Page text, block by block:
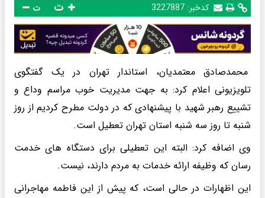
کدخبر: 3227887 ت
محمدصادق معتمدیان، استاندار تهران در یک گفتگوی
تلویزیونی اعلام کرد: به جهت مدیریت خوب مراسم وداع و
تشییع رهبر شهید با پیشنهادی که در دولت مطرح کردیم از روز
شنبه تا روز سه شنبه استان تهران تعطیل است.
وی اضافه کرد: البته این تعطیلی برای دستگاه های خدمت
رسان که وظیفه ارائه خدمات به مردم دارند، نیست.
این اظهارات در حالی است، که پیش از این فاطمه مهاجرانی